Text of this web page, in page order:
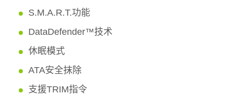
S.M.A.R.T.功能
DataDefender™技术
休眠模式
ATA安全抹除
支援TRIM指令